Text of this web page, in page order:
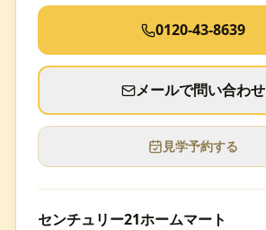
0120-43-8639
メールで問い合わせ
見学予約する
センチュリー21ホームマート